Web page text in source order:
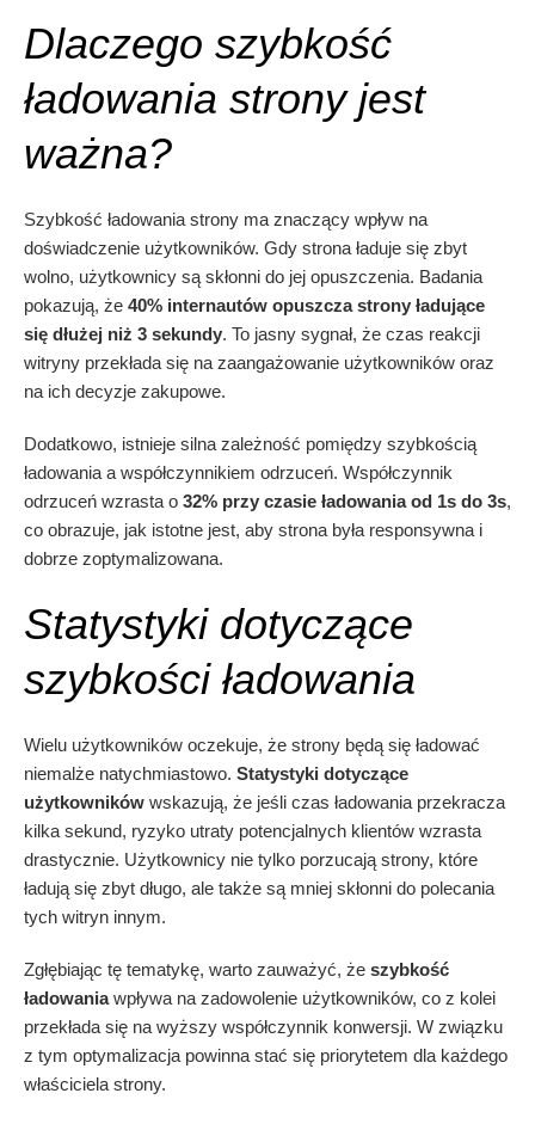
Dlaczego szybkość
ładowania strony jest
ważna?
Szybkość ładowania strony ma znaczący wpływ na
doświadczenie użytkowników. Gdy strona ładuje się zbyt
wolno, użytkownicy są skłonni do jej opuszczenia. Badania
pokazują, że 40% internautów opuszcza strony ładujące
się dłużej niż 3 sekundy. To jasny sygnał, że czas reakcji
witryny przekłada się na zaangażowanie użytkowników oraz
na ich decyzje zakupowe.
Dodatkowo, istnieje silna zależność pomiędzy szybkością
ładowania a współczynnikiem odrzuceń. Współczynnik
odrzuceń wzrasta o 32% przy czasie ładowania od 1s do 3s,
co obrazuje, jak istotne jest, aby strona była responsywna i
dobrze zoptymalizowana.
Statystyki dotyczące
szybkości ładowania
Wielu użytkowników oczekuje, że strony będą się ładować
niemalże natychmiastowo. Statystyki dotyczące
użytkowników wskazują, że jeśli czas ładowania przekracza
kilka sekund, ryzyko utraty potencjalnych klientów wzrasta
drastycznie. Użytkownicy nie tylko porzucają strony, które
ładują się zbyt długo, ale także są mniej skłonni do polecania
tych witryn innym.
Zgłębiając tę tematykę, warto zauważyć, że szybkość
ładowaniawpływa na zadowolenie użytkowników, co z kolei
przekłada się na wyższy współczynnik konwersji. W związku
z tym optymalizacja powinna stać się priorytetem dla każdego
właściciela strony.